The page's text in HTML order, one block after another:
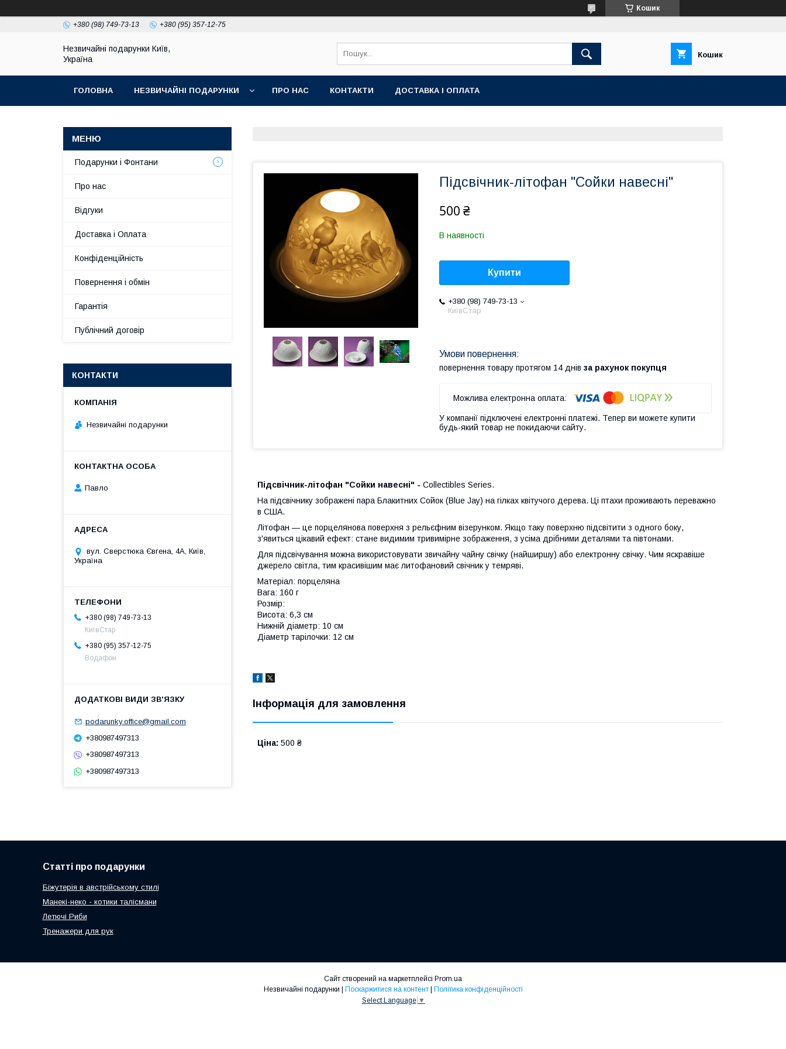
Кошик
+380 (98) 749-73-13 +380 (95) 357-12-75
Незвичайні подарунки Київ,
Україна
Кошик
ГОЛОВНА НЕЗВИЧАЙНІ ПОДАРУНКИ ПРО НАС КОНТАКТИ ДОСТАВКА І ОПЛАТА
Підсвічник-літофан "Сойки навесні"
500 ₴
В наявності
Купити
+380 (98) 749-73-13
КиївСтар
повернення товару протягом 14 днів за рахунок покупця
У компанії підключені електронні платежі. Тепер ви можете купити
будь-який товар не покидаючи сайту.
Підсвічник-літофан "Сойки навесні" - Collectibles Series.
На підсвічнику зображені пара Блакитних Сойок (Blue Jay) на гілках квітучого дерева. Ці птахи проживають переважно
в США.
Літофан — це порцелянова поверхня з рельєфним візерунком. Якщо таку поверхню підсвітити з одного боку,
з'явиться цікавий ефект: стане видимим тривимірне зображення, з усіма дрібними деталями та півтонами.
Для підсвічування можна використовувати звичайну чайну свічку (найширшу) або електронну свічку. Чим яскравіше
джерело світла, тим красивішим має литофановий свічник у темряві.
Матеріал: порцеляна
Вага: 160 г
Розмір:
Висота: 6,3 см
Нижній діаметр: 10 см
Діаметр тарілочки: 12 см
Інформація для замовлення
Ціна: 500 ₴
Подарунки і Фонтани
Про нас
Відгуки
Доставка і Оплата
Конфіденційність
Повернення і обмін
Гарантія
Публічний договір
КОНТАКТИ
Незвичайні подарунки
Павло
вул. Сверстюка Євгена, 4А, Київ,
Україна
+380 (98) 749-73-13
КиївСтар
+380 (95) 357-12-75
Водафон
podarunky.office@gmail.com
+380987497313
+380987497313
+380987497313
Статті про подарунки
Біжутерія в австрійському стилі
Манекі-неко - котики талісмани
Летючі Риби
Тренажери для рук
Сайт створений на маркетплейсі Prom.ua
Поскаржитися на контент
Політика конфіденційності
Select Language ▼